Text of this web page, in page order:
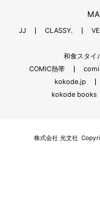
JJ CLASSY.
和食スタイ
COMIC熱帯
kokode.jp
kokode books
株式会社 光文社